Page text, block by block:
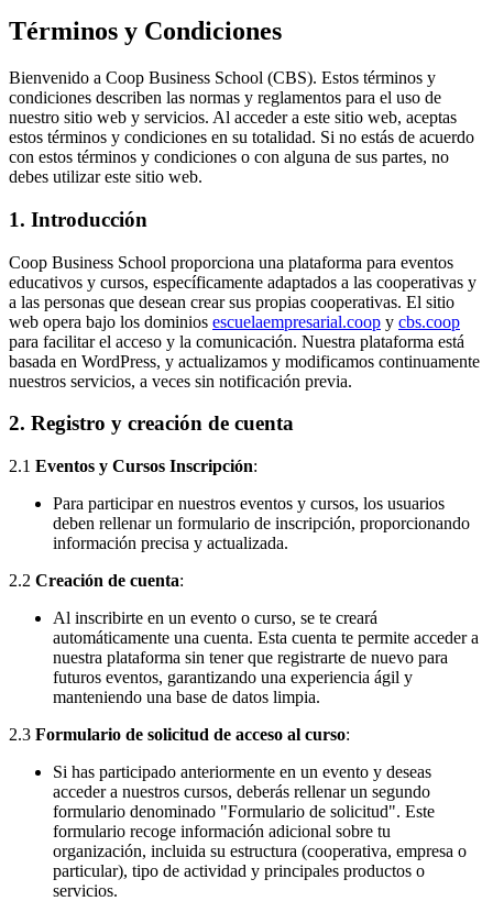
Términos y Condiciones
Bienvenido a Coop Business School (CBS). Estos términos y
condiciones describen las normas y reglamentos para el uso de
nuestro sitio web y servicios. Al acceder a este sitio web, aceptas
estos términos y condiciones en su totalidad. Si no estás de acuerdo
con estos términos y condiciones o con alguna de sus partes, no
debes utilizar este sitio web.
1. Introducción
Coop Business School proporciona una plataforma para eventos
educativos y cursos, específicamente adaptados a las cooperativas y
a las personas que desean crear sus propias cooperativas. El sitio
web opera bajo los dominios escuelaempresarial.coop y cbs.coop
para facilitar el acceso y la comunicación. Nuestra plataforma está
basada en WordPress, y actualizamos y modificamos continuamente
nuestros servicios, a veces sin notificación previa.
2. Registro y creación de cuenta
2.1 Eventos y Cursos Inscripción:
Para participar en nuestros eventos y cursos, los usuarios
deben rellenar un formulario de inscripción, proporcionando
información precisa y actualizada.
2.2 Creación de cuenta:
Al inscribirte en un evento o curso, se te creará
automáticamente una cuenta. Esta cuenta te permite acceder a
nuestra plataforma sin tener que registrarte de nuevo para
futuros eventos, garantizando una experiencia ágil y
manteniendo una base de datos limpia.
2.3 Formulario de solicitud de acceso al curso:
Si has participado anteriormente en un evento y deseas
acceder a nuestros cursos, deberás rellenar un segundo
formulario denominado "Formulario de solicitud". Este
formulario recoge información adicional sobre tu
organización, incluida su estructura (cooperativa, empresa o
particular), tipo de actividad y principales productos o
servicios.